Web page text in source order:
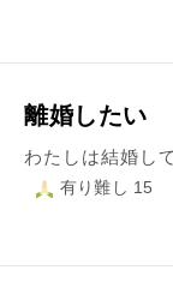
離婚したい
有り難し 15